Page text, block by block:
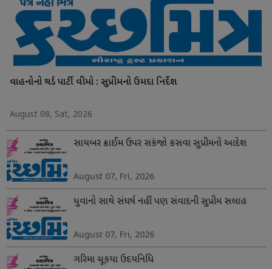
વાહનોનો થર્ડ પાર્ટી વીમો : સુપ્રીમનો ઉમદા નિર્દેશ
August 08, Sat, 2026
સાયબર ક્રાઈમ ઉપર સકંજો કસવા સુપ્રીમનો આદેશ
August 07, Fri, 2026
યુવાનો સાથે સંઘર્ષ નહીં પણ સંવાદની સુપ્રીમ સલાહ
August 07, Fri, 2026
ગરિમા ચૂકયા ઉદયનિધિ